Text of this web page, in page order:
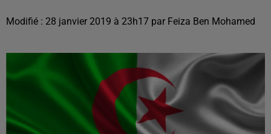
Modifié : 28 janvier 2019 à 23h17 par Feiza Ben Mohamed